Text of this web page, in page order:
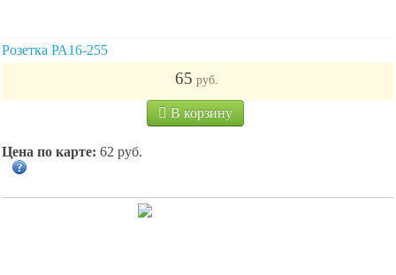
Розетка РА16-255
65 руб.
В корзину
Цена по карте: 62 руб.